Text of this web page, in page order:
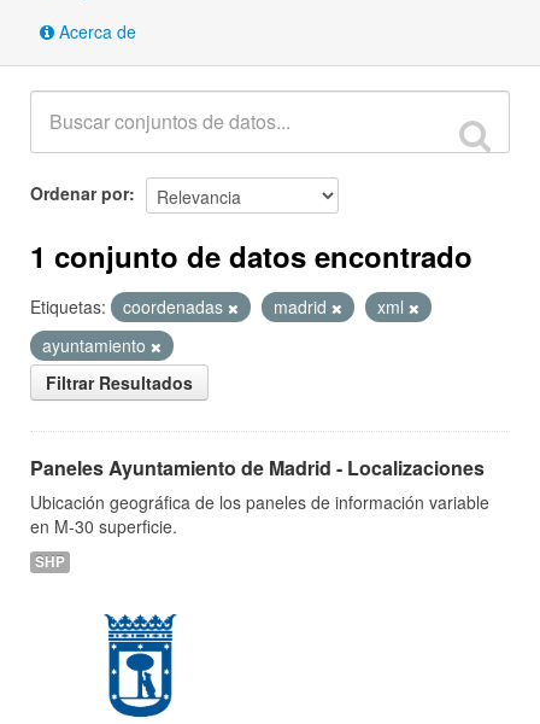
Acerca de
Ordenar por
1 conjunto de datos encontrado
Etiquetas: coordenadas madrid
xml
ayuntamiento
Filtrar Resultados
Paneles Ayuntamiento de Madrid - Localizaciones
Ubicación geográfica de los paneles de información variable
en M-30 superficie.
SHP